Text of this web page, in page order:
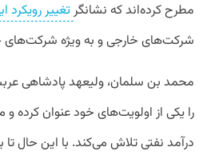
مطرح کرده‌اند که نشانگرتغییر رویکرد
شرکت‌های خارجی و به ویژه
محمد بن سلمان، ولیعهد پادشاهی
را یکی از اولویت‌های خود عنوان کرده و
درآمد نفتی تلاش می‌کند. با این حال تا